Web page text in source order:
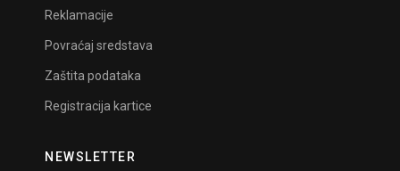
Reklamacije
Povraćaj sredstava
Zaštita podataka
Registracija kartice
NEWSLETTER